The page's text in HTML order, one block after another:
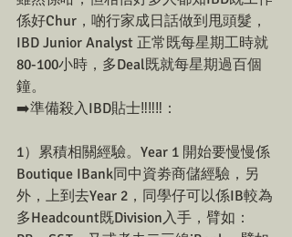
係好Chur，啲行家成日話做到甩頭髮，
IBD Junior Analyst 正常既每星期工時就
80-100小時，多Deal既就每星期過百個
鐘。
➡️準備殺入IBD貼士‼️‼️‼️：
1）累積相關經驗。Year 1 開始要慢慢係
Boutique IBank同中資劵商儲經驗，另
外，上到去Year 2，同學仔可以係IB較為
多Headcount既Division入手，臂如：